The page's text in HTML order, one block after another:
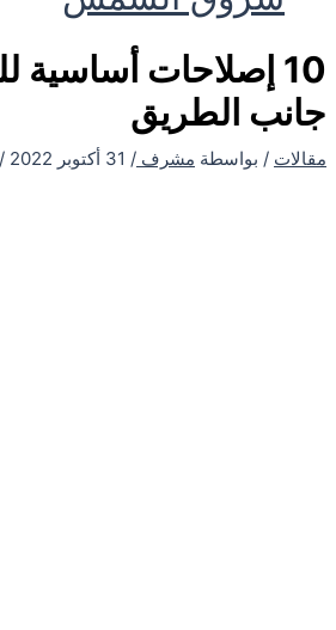
10 إصلاحات
جانب الطريق
مقالات / بواسطة مشرف / 31 أكتوبر 2022 /